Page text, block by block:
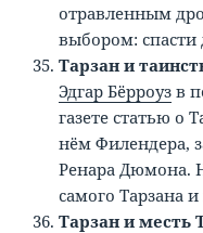
отравленным
выбором: спасти
Тарзан и
Эдгар Бёрроуз в
газете статью о
нём Филендера,
Ренара Дюмона.
самого Тарзана
Тарзан и месть